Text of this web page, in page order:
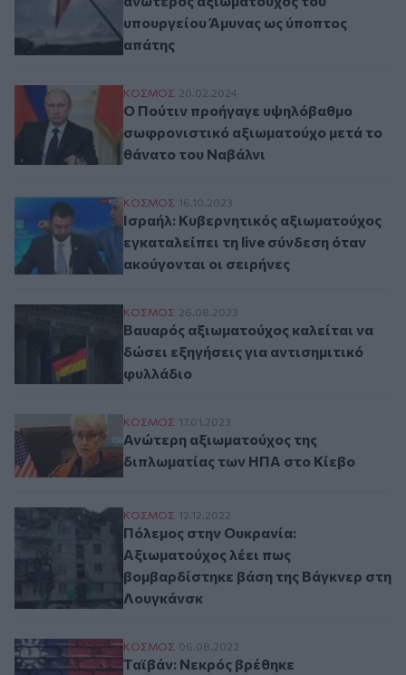
υπουργείου Άμυνας ως ύποπτος
απάτης
Ο Πούτιν προήγαγε υψηλόβαθμο
ΚΟΣΜΟΣ 20.02.2024
Ο Πούτιν προήγαγε υψηλόβαθμο
σωφρονιστικό αξιωματούχο μετά το
θάνατο του Ναβάλνι
Ισραήλ: Κυβερνητικός αξιωματούχος
ΚΟΣΜΟΣ 16.10.2023
Ισραήλ: Κυβερνητικός αξιωματούχος
εγκαταλείπει τη live σύνδεση όταν
ακούγονται οι σειρήνες
Βαυαρός αξιωματούχος καλείται να
ΚΟΣΜΟΣ 26.08.2023
Βαυαρός αξιωματούχος καλείται να
δώσει εξηγήσεις για αντισημιτικό
φυλλάδιο
Ανώτερη αξιωματούχος της
ΚΟΣΜΟΣ 17.01.2023
Ανώτερη αξιωματούχος της
διπλωματίας των ΗΠΑ στο Κίεβο
Πόλεμος στην Ουκρανία: Αξιωματούχος
ΚΟΣΜΟΣ 12.12.2022
Πόλεμος στην Ουκρανία:
Αξιωματούχος λέει πως
βομβαρδίστηκε βάση της Βάγκνερ στη
Λουγκάνσκ
Ταϊβάν: Νεκρός βρέθηκε αξιωματούχος,
ΚΟΣΜΟΣ 06.08.2022
Ταϊβάν: Νεκρός βρέθηκε